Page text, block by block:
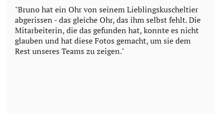
"Bruno hat ein Ohr von seinem Lieblingskuscheltier
abgerissen - das gleiche Ohr, das ihm selbst fehlt. Die
Mitarbeiterin, die das gefunden hat, konnte es nicht
glauben und hat diese Fotos gemacht, um sie dem
Rest unseres Teams zu zeigen."